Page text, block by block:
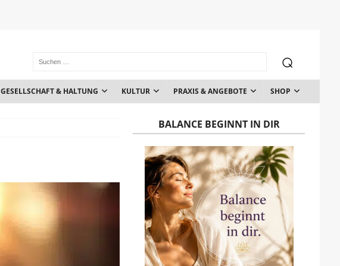
GESELLSCHAFT & HALTUNG KULTUR PRAXIS & ANGEBOTE SHOP
BALANCE BEGINNT IN DIR